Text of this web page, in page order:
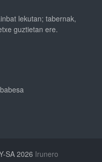
lekutan; tabernak,
guztietan ere.
SA 2026 Irunero